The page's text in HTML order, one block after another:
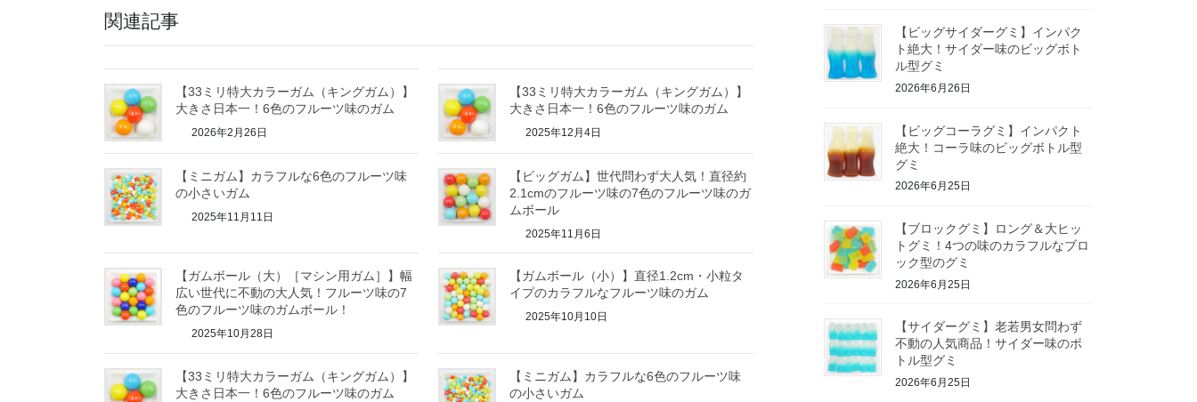
関連記事
【33ミリ特大カラーガム（キングガム）】
大きさ日本一！6色のフルーツ味のガム
2026年2月26日
【33ミリ特大カラーガム（キングガム）】
大きさ日本一！6色のフルーツ味のガム
2025年12月4日
【ミニガム】カラフルな6色のフルーツ味
の小さいガム
2025年11月11日
【ビッグガム】世代問わず大人気！直径約
2.1cmのフルーツ味の7色のフルーツ味のガ
ムボール
2025年11月6日
【ガムボール（大）［マシン用ガム］】幅
広い世代に不動の大人気！フルーツ味の7
色のフルーツ味のガムボール！
2025年10月28日
【ガムボール（小）】直径1.2cm・小粒タ
イプのカラフルなフルーツ味のガム
2025年10月10日
【33ミリ特大カラーガム（キングガム）】
大きさ日本一！6色のフルーツ味のガム
【ミニガム】カラフルな6色のフルーツ味
の小さいガム
【ビッグサイダーグミ】インパク
ト絶大！サイダー味のビッグボト
ル型グミ
2026年6月26日
【ビッグコーラグミ】インパクト
絶大！コーラ味のビッグボトル型
グミ
2026年6月25日
【ブロックグミ】ロング＆大ヒッ
トグミ！4つの味のカラフルなブロ
ック型のグミ
2026年6月25日
【サイダーグミ】老若男女問わず
不動の人気商品！サイダー味のボ
トル型グミ
2026年6月25日